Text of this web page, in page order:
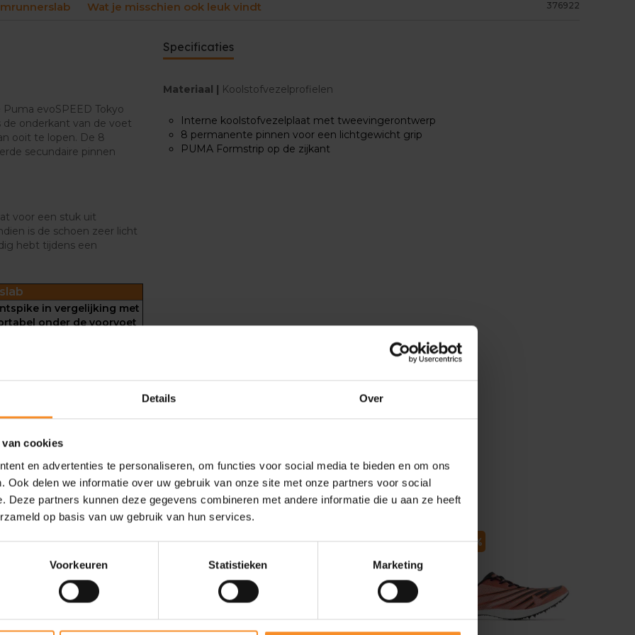
Details Over
van cookies
en advertenties te personaliseren, om functies voor social media te bieden en om ons
Ook delen we informatie over uw gebruik van onze site met onze partners voor social
Deze partners kunnen deze gegevens combineren met andere informatie die u aan ze heeft
op basis van uw gebruik van hun services.
Voorkeuren Statistieken Marketing
Wat je misschien ook leuk vindt 376922
evoSPEED Tokyo
onderkant van de voet
ooit te lopen. De 8
secundaire pinnen
voor een stuk uit
is de schoen zeer licht
hebt tijdens een
in vergelijking met
onder de voorvoet
sluit hij mooi aan rond
lengte geeft een
effect. Het voelt bijna
dat ik met deze spikes
modellen. Kortom: de
meer zoeken."
Specificaties
Materiaal | Koolstofvezelprofielen
Interne koolstofvezelplaat met tweevingerontwerp
8 permanente pinnen voor een lichtgewicht grip
PUMA Formstrip op de zijkant
- 42 - 50 - 69 - 70